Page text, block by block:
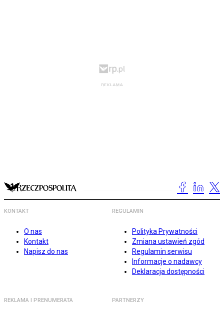
KONTAKT
O nas
Kontakt
Napisz do nas
REGULAMIN
Polityka Prywatności
Zmiana ustawień zgód
Regulamin serwisu
Informacje o nadawcy
Deklaracja dostępności
REKLAMA I PRENUMERATA PARTNERZY